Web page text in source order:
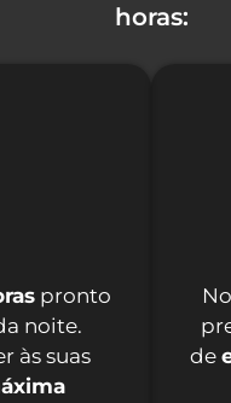
horas:
pronto
noite.
às suas
de